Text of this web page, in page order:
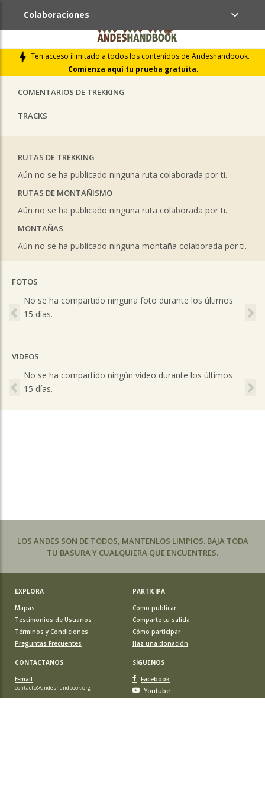
Ten acceso ilimitado a todos los contenidos de Andeshandbook.
Comienza aquí tu prueba gratuita.
Colaboraciones
ÚLTIMAS COLABORACIONES PUBLICADAS
LIBROS DE CUMBRES
COMENTARIOS DE TREKKING
TRACKS
RUTAS DE TREKKING
Aún no se ha publicado ninguna ruta colaborada por ti.
RUTAS DE MONTAÑISMO
Aún no se ha publicado ninguna ruta colaborada por ti.
MONTAÑAS
Aún no se ha publicado ninguna montaña colaborada por ti.
FOTOS
No se ha compartido ninguna foto durante los últimos
15 días.
Previous
VIDEOS
No se ha compartido ningún video durante los últimos
15 días.
Previous
LOS ANDES SON DE TODOS, MANTENLOS LIMPIOS. BAJA TODA
TU BASURA Y CUALQUIERA QUE ENCUENTRES.
EXPLORA
PARTICIPA
Mapas
Testimonios de Usuarios
Términos y Condiciones
Preguntas Frecuentes
Como publicar
Comparte tu salida
Cómo participar
Haz una donación
CONTÁCTANOS
SÍGUENOS
E-mail
contacto@andeshandbook.org
Facebook
Youtube